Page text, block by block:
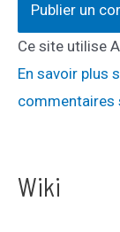
Wiki
Ce site utilise
En savoir plus
commentaires